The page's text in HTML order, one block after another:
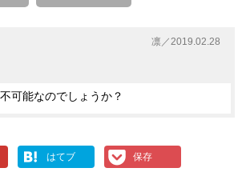
凛／2019.02.28
可能なのでしょうか？
はてブ 保存